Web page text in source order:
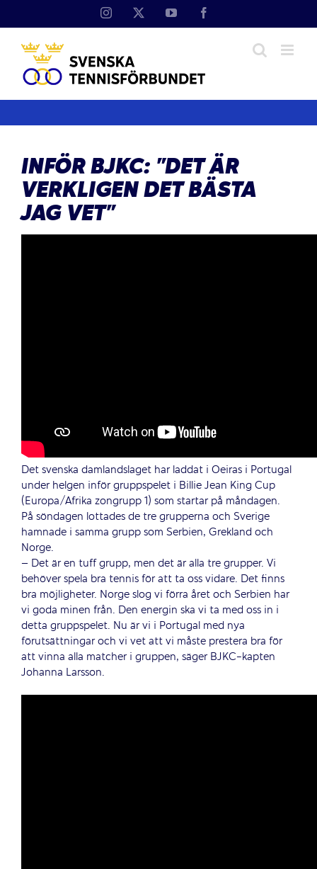
Instagram YouTube
INFÖR BJKC: ”DET ÄR
VERKLIGEN DET BÄSTA
JAG VET”
Det svenska damlandslaget har laddat i Oeiras i Portugal
under helgen inför gruppspelet i Billie Jean King Cup
(Europa/Afrika zongrupp 1) som startar på måndagen.
På söndagen lottades de tre grupperna och Sverige
hamnade i samma grupp som Serbien, Grekland och
Norge.
– Det är en tuff grupp, men det är alla tre grupper. Vi
behöver spela bra tennis för att ta oss vidare. Det finns
bra möjligheter. Norge slog vi förra året och Serbien har
vi goda minen från. Den energin ska vi ta med oss in i
detta gruppspelet. Nu är vi i Portugal med nya
förutsättningar och vi vet att vi måste prestera bra för
att vinna alla matcher i gruppen, säger BJKC-kapten
Johanna Larsson.